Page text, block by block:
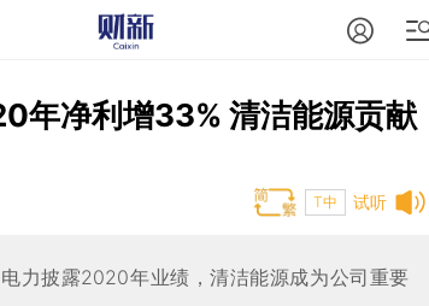
年净利增33% 清洁能源贡献
试听
T中
力披露2020年业绩，清洁能源成为公司重要